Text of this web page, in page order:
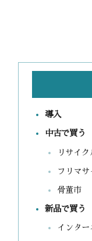
導入
中古で買う
リサイ
フリマ
骨董市
新品で買う
インタ